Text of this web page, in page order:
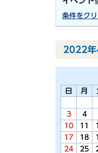
条件をク
2022年
日 月
3
4
10
11
17
18
24
25